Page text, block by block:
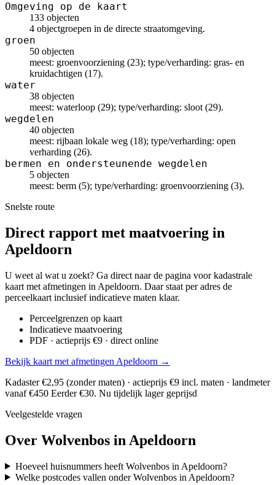
Omgeving op de kaart
133 objecten
4 objectgroepen in de directe straatomgeving.
groen
50 objecten
meest: groenvoorziening (23); type/verharding: gras- en
kruidachtigen (17).
water
38 objecten
meest: waterloop (29); type/verharding: sloot (29).
wegdelen
40 objecten
meest: rijbaan lokale weg (18); type/verharding: open
verharding (26).
bermen en ondersteunende wegdelen
5 objecten
meest: berm (5); type/verharding: groenvoorziening (3).
Snelste route
Direct rapport met maatvoering in
Apeldoorn
U weet al wat u zoekt? Ga direct naar de pagina voor kadastrale
kaart met afmetingen in Apeldoorn. Daar staat per adres de
perceelkaart inclusief indicatieve maten klaar.
Perceelgrenzen op kaart
Indicatieve maatvoering
PDF · actieprijs €9 · direct online
Bekijk kaart met afmetingen Apeldoorn →
Kadaster €2,95 (zonder maten) · actieprijs €9 incl. maten · landmeter
vanaf €450 Eerder €30. Nu tijdelijk lager geprijsd
Veelgestelde vragen
Over Wolvenbos in Apeldoorn
Hoeveel huisnummers heeft Wolvenbos in Apeldoorn?
Welke postcodes vallen onder Wolvenbos in Apeldoorn?